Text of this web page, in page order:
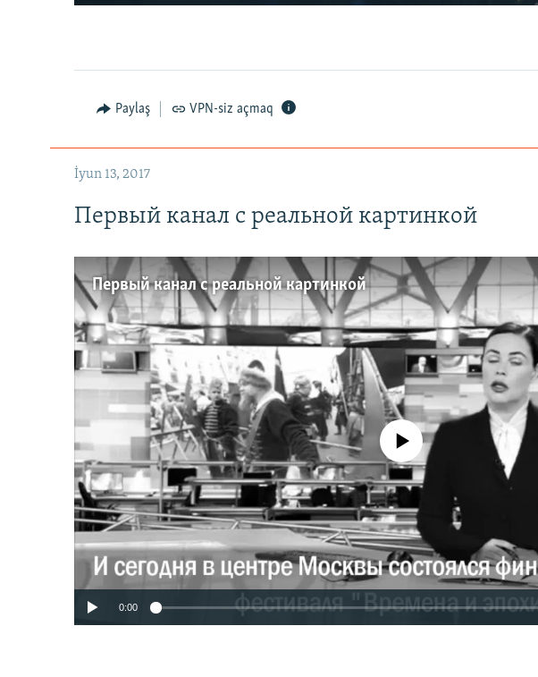
Paylaş VPN-siz açmaq
İyun 13, 2017
Первый канал с реальной картинкой
Первый канал с реальной картинкой
No media source currently available
0:00